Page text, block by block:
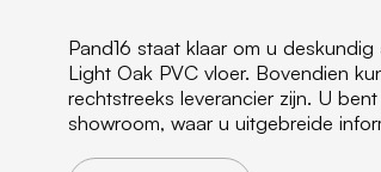
Pand16 staat klaar om u
Light Oak PVC vloer. Bovendien
rechtstreeks leverancier zijn. U
showroom, waar u uitgebreide